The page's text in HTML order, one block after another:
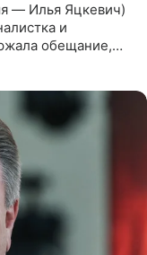
— Илья Яцкевич)
и
обещание,